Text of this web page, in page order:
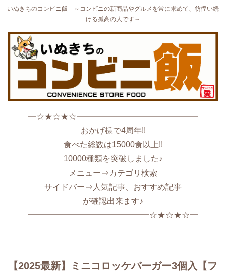
いぬきちのコンビニ飯 ～コンビニの新商品やグルメを常に求めて、彷徨い続
ける孤高の人です～
━☆★☆★☆━━━━━━━━━━━━━━━
おかげ様で4周年!!
食べた総数は15000食以上!!
10000種類を突破しました♪
メニュー⇒カテゴリ検索
サイドバー⇒人気記事、おすすめ記事
が確認出来ます♪
━━━━━━━━━━━━━━━☆★☆★☆━
【2025最新】ミニコロッケバーガー3個入【フ